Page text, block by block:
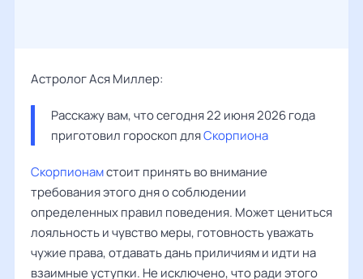
Астролог Ася Миллер:
Расскажу вам, что сегодня 22 июня 2026 года
приготовил гороскоп для Скорпиона
Скорпионамстоит принять во внимание
требования этого дня о соблюдении
определенных правил поведения. Может цениться
лояльность и чувство меры, готовность уважать
чужие права, отдавать дань приличиям и идти на
взаимные уступки. Не исключено, что ради этого